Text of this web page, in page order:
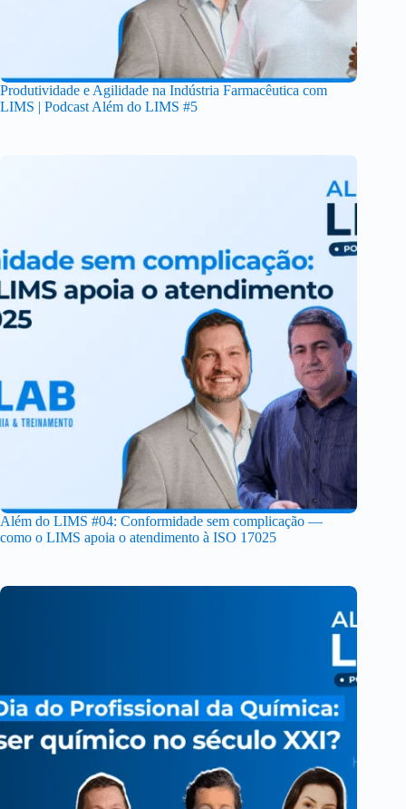
Produtividade e Agilidade na Indústria Farmacêutica com
LIMS | Podcast Além do LIMS #5
Além do LIMS #04: Conformidade sem complicação —
como o LIMS apoia o atendimento à ISO 17025